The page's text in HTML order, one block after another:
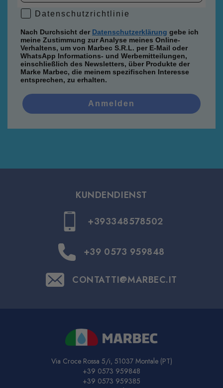
Datenschutzrichtlinie
Datenschutzrichtlinie
Nach Durchsicht der Datenschutzerklärung gebe ich
meine Zustimmung zur Analyse meines Online-
Verhaltens, um von Marbec S.R.L. per E-Mail oder
WhatsApp Informations- und Werbemitteilungen,
einschließlich des Newsletters, über Produkte der
Marke Marbec, die meinem spezifischen Interesse
entsprechen, zu erhalten.
Anmelden
KUNDENDIENST
+393348578502
+39 0573 959848
CONTATTI@MARBEC.IT
Via Croce Rossa 5/i, 51037 Montale (PT)
+39 0573 959848
+39 0573 959385